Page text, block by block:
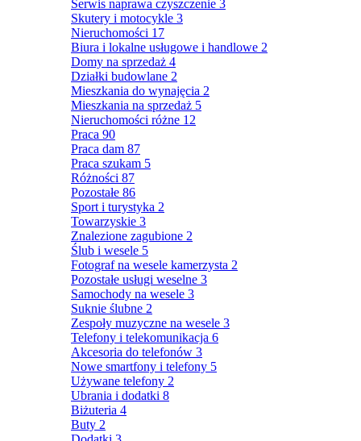
Serwis naprawa czyszczenie 3
Skutery i motocykle 3
Nieruchomości 17
Biura i lokalne usługowe i handlowe 2
Domy na sprzedaż 4
Działki budowlane 2
Mieszkania do wynajęcia 2
Mieszkania na sprzedaż 5
Nieruchomości różne 12
Praca 90
Praca dam 87
Praca szukam 5
Różności 87
Pozostałe 86
Sport i turystyka 2
Towarzyskie 3
Znalezione zagubione 2
Ślub i wesele 5
Fotograf na wesele kamerzysta 2
Pozostałe usługi weselne 3
Samochody na wesele 3
Suknie ślubne 2
Zespoły muzyczne na wesele 3
Telefony i telekomunikacja 6
Akcesoria do telefonów 3
Nowe smartfony i telefony 5
Używane telefony 2
Ubrania i dodatki 8
Biżuteria 4
Buty 2